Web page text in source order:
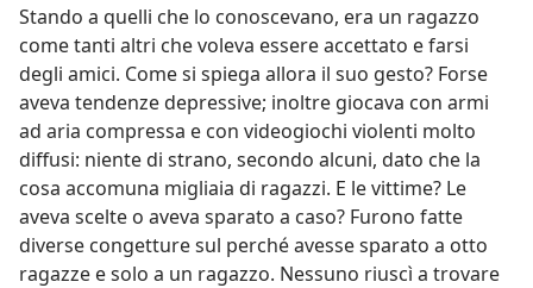
Stando a quelli che lo conoscevano, era un ragazzo
come tanti altri che voleva essere accettato e farsi
degli amici. Come si spiega allora il suo gesto? Forse
aveva tendenze depressive; inoltre giocava con armi
ad aria compressa e con videogiochi violenti molto
diffusi: niente di strano, secondo alcuni, dato che la
cosa accomuna migliaia di ragazzi. E le vittime? Le
aveva scelte o aveva sparato a caso? Furono fatte
diverse congetture sul perché avesse sparato a otto
ragazze e solo a un ragazzo. Nessuno riuscì a trovare